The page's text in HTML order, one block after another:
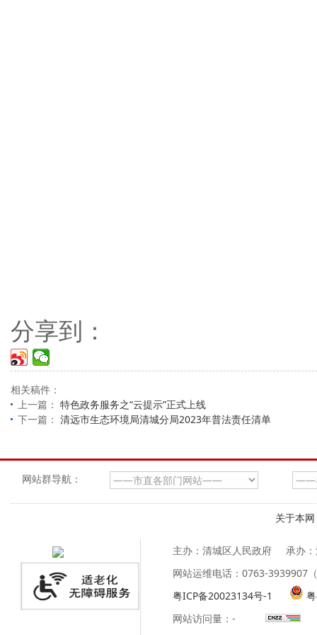
分享到：
相关稿件：
上一篇： 特色政务服务之“云提示”正式上线
下一篇： 清远市生态环境局清城分局2023年普法责任清单
网站群导航：
关于本网
主办：清城区人民政府
承办
网站运维电话：0763-3939907
粤ICP备20023134号-1
网站访问量： -